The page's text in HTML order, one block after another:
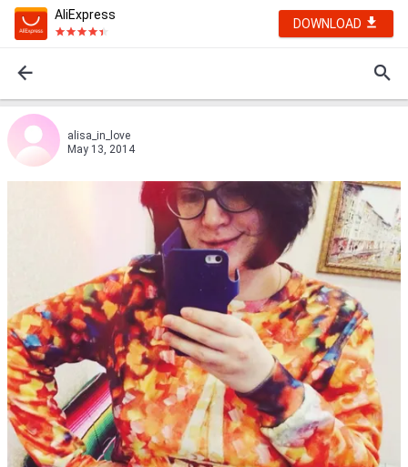
AliExpress
DOWNLOAD
alisa_in_love
May 13, 2014